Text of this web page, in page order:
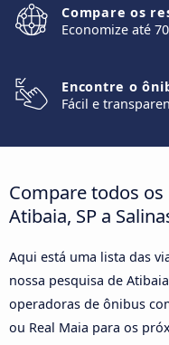
Compare os
Economize até
Encontre o
Fácil e
Compare todos
Atibaia, SP a
Aqui está uma lista das
nossa pesquisa de
operadoras de ônibus
ou Real Maia para os